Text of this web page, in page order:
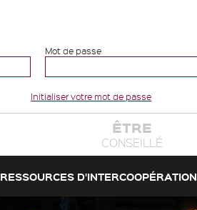
Mot de passe
Initialiser votre mot de passe
ÊTRE
CONSEILLÉ
RESSOURCES D'INTERCOOPÉRATION